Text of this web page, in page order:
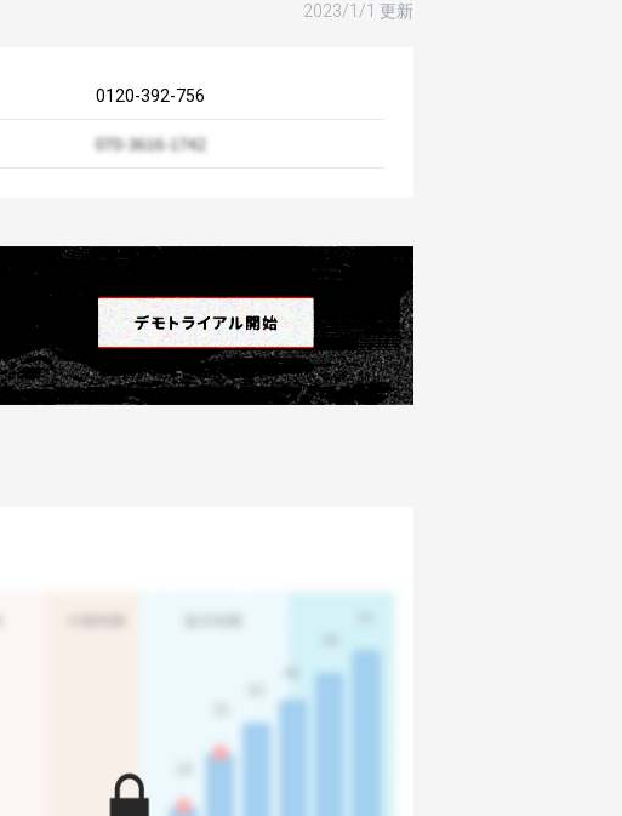
2023/1/1 更新
0120-392-756